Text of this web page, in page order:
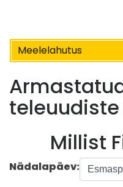
Meelelahutus
Millist
Nädalapäev: